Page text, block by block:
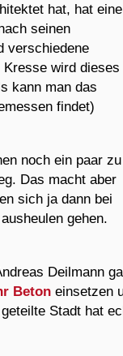
hat, hat eine
seinen
verschiedene
wird dieses
kann man das
findet)
noch ein paar zu
Das macht aber
sich ja dann bei
gehen.
Deilmann
Beton einsetzen
Stadt hat